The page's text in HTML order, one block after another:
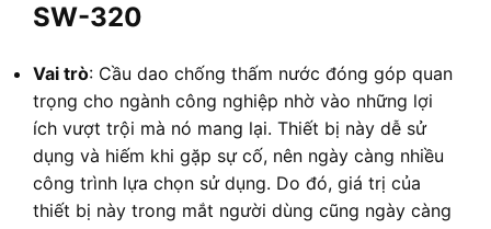
SW-320
Vai trò: Cầu dao chống thấm nước đóng góp quan
trọng cho ngành công nghiệp nhờ vào những lợi
ích vượt trội mà nó mang lại. Thiết bị này dễ sử
dụng và hiếm khi gặp sự cố, nên ngày càng nhiều
công trình lựa chọn sử dụng. Do đó, giá trị của
thiết bị này trong mắt người dùng cũng ngày càng